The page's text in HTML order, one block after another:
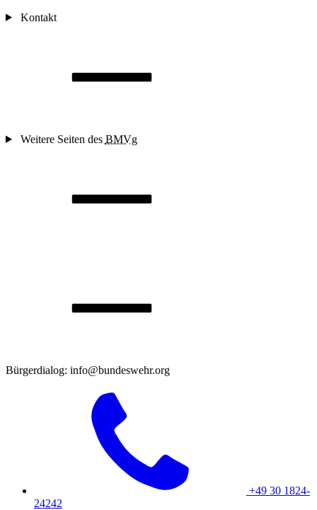
Kontakt
Weitere Seiten des BMVg
Bürgerdialog: info@bundeswehr.org
+49 30 1824-
24242